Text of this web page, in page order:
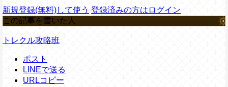
新規登録(無料)して使う 登録済みの方はログイン
この記事を書いた人
トレクル攻略班
ポスト
LINEで送る
URLコピー